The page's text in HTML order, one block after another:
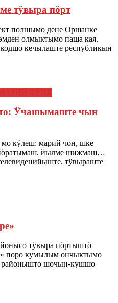
тӱвыра пӧрт
полшымо дене Оршанке
олмыктымо паша кая.
кечылаште республикын
Ӱчашымаште чын
кӱлеш: марий чон, шке
йылме шижмаш…
тӱвыраште
тӱвыра пӧртыштӧ
поро кумылым ончыктымо
районышто шочын-кушшо